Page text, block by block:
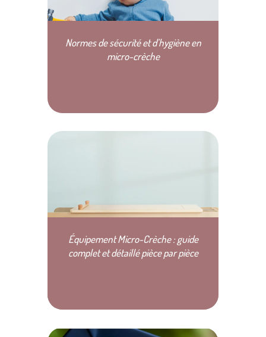
Normes de sécurité et d’hygiène en
micro-crèche
Équipement Micro-Crèche : guide
complet et détaillé pièce par pièce